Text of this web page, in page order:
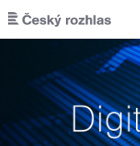
Přejít k hlavnímu obsahu